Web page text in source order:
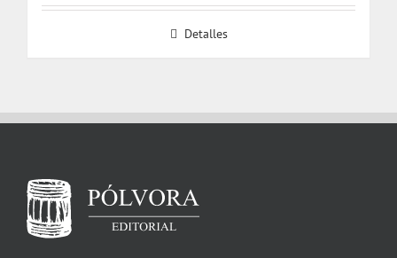
Detalles